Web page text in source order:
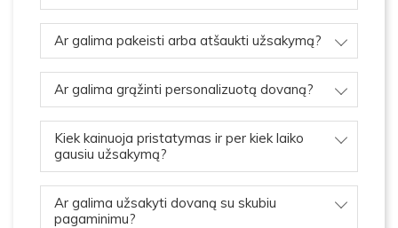
Ar galima pakeisti arba atšaukti užsakymą?
Ar galima grąžinti personalizuotą dovaną?
Kiek kainuoja pristatymas ir per kiek laiko
gausiu užsakymą?
Ar galima užsakyti dovaną su skubiu
pagaminimu?